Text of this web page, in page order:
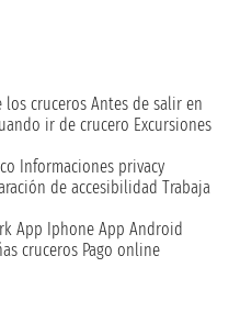
los cruceros Antes de salir en
ir de crucero Excursiones
Informaciones privacy
de accesibilidad Trabaja
App Iphone App Android
cruceros Pago online